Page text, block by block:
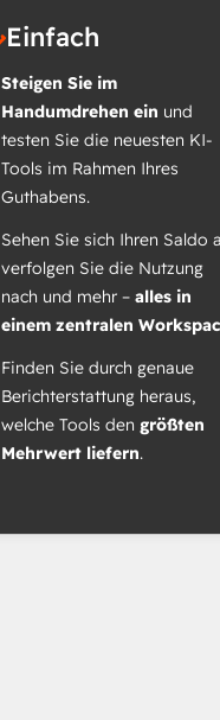
Einfach
Steigen Sie im
Handumdrehen ein und
testen Sie die neuesten KI-
Tools im Rahmen Ihres
Guthabens.
Sehen Sie sich Ihren Saldo
verfolgen Sie die Nutzung
nach und mehr – alles in
einem zentralen
Finden Sie durch genaue
Berichterstattung heraus,
welche Tools den größten
Mehrwert liefern.